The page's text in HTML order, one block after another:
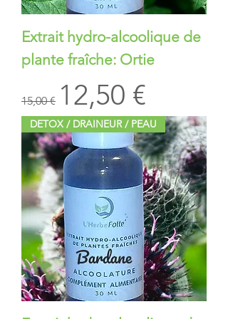
Extrait hydro-alcoolique de
plante fraîche: Ortie
Prix original
15,00 € Prix
12,50 €
DETOX / DRAINEUR / PEAU